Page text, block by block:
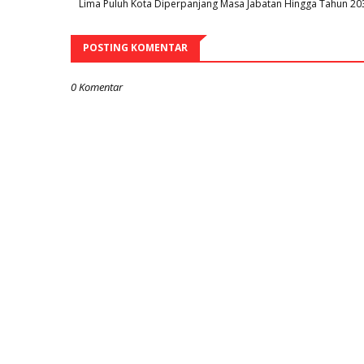
Lima Puluh Kota Diperpanjang Masa Jabatan Hingga Tahun
POSTING KOMENTAR
0 Komentar